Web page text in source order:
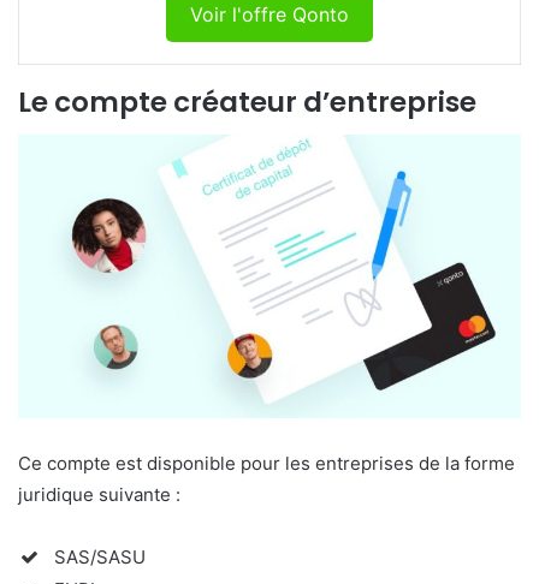
Voir l'offre Qonto
Le compte créateur d’entreprise
Ce compte est disponible pour les entreprises de la forme
juridique suivante :
SAS/SASU